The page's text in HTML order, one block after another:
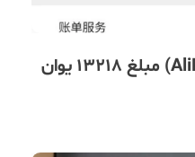
حواله یوانی علی پی (AliPay) مبلغ 13218 یوان